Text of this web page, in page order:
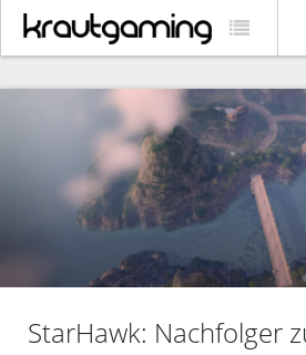
StarHawk: Nachfolger